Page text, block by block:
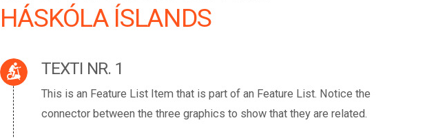
HÁSKÓLA ÍSLANDS
TEXTI NR. 1
This is an Feature List Item that is part of an Feature List. Notice the
connector between the three graphics to show that they are related.